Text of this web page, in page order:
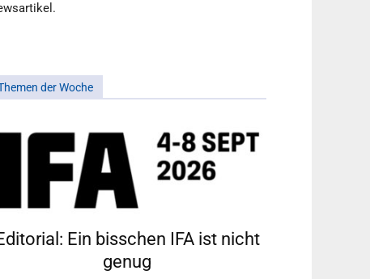
der Woche
Ein bisschen IFA ist nicht
genug